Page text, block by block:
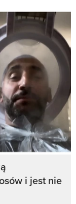
i jest nie